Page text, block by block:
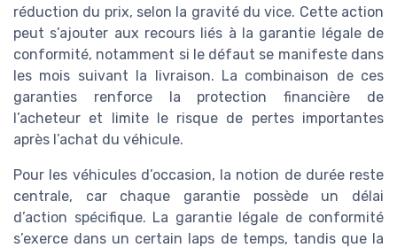
réduction du prix, selon la gravité du vice. Cette action
peut s’ajouter aux recours liés à la garantie légale de
conformité, notamment si le défaut se manifeste dans
les mois suivant la livraison. La combinaison de ces
garanties renforce la protection financière de
l’acheteur et limite le risque de pertes importantes
après l’achat du véhicule.
Pour les véhicules d’occasion, la notion de durée reste
centrale, car chaque garantie possède un délai
d’action spécifique. La garantie légale de conformité
s’exerce dans un certain laps de temps, tandis que la